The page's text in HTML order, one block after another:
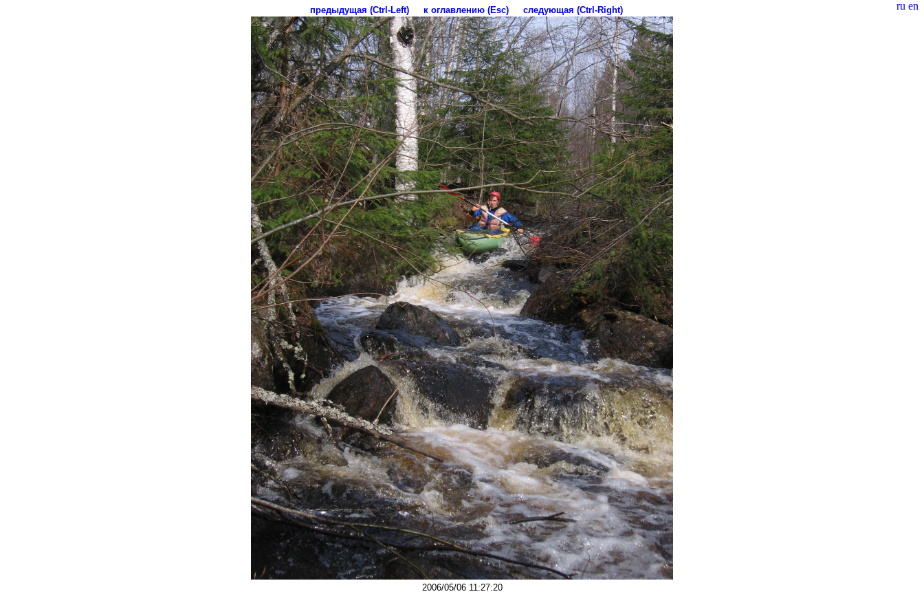
ru en
предыдущая (Ctrl-Left) к оглавлению (Esc) следующая (Ctrl-Right)
2006/05/06 11:27:20